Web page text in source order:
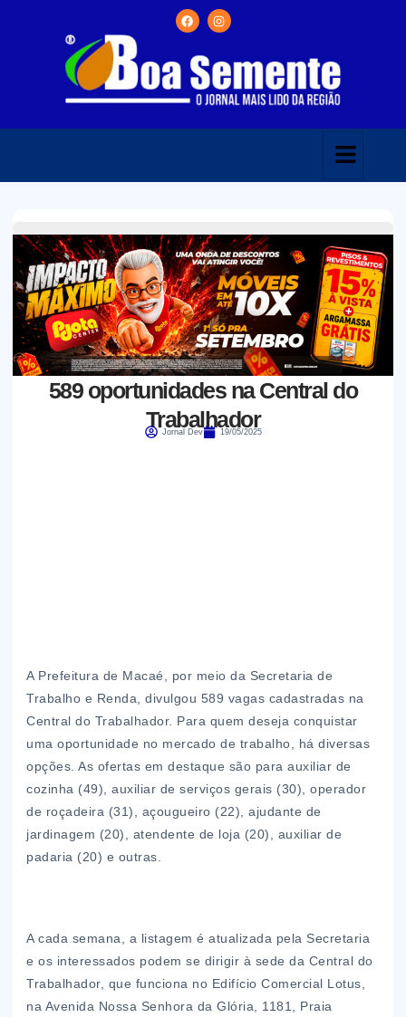
589 oportunidades na Central do
Trabalhador
Jornal Dev 19/05/2025
A Prefeitura de Macaé, por meio da Secretaria de
Trabalho e Renda, divulgou 589 vagas cadastradas na
Central do Trabalhador. Para quem deseja conquistar
uma oportunidade no mercado de trabalho, há diversas
opções. As ofertas em destaque são para auxiliar de
cozinha (49), auxiliar de serviços gerais (30), operador
de roçadeira (31), açougueiro (22), ajudante de
jardinagem (20), atendente de loja (20), auxiliar de
padaria (20) e outras.
A cada semana, a listagem é atualizada pela Secretaria
e os interessados podem se dirigir à sede da Central do
Trabalhador, que funciona no Edifício Comercial Lotus,
na Avenida Nossa Senhora da Glória, 1181, Praia